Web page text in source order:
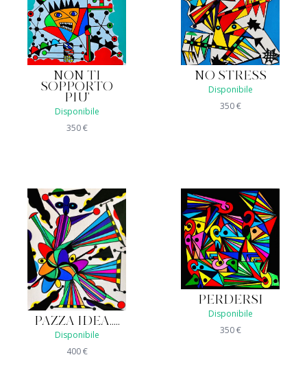
NON TI
SOPPORTO
PIU'
Disponibile
350€
NO STRESS
Disponibile
350€
PAZZA IDEA.....
Disponibile
400€
PERDERSI
Disponibile
350€